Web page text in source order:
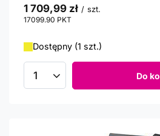
1 709,99 zł / szt.
17099.90 PKT
Dostępny (1 szt.)
Ilość produktów Do